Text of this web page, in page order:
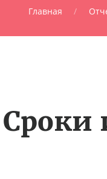
Главная
Сроки